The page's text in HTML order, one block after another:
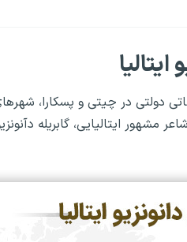
به‌عنوان یک دانشگاه تحقیقاتی دولتی در چیتی و
مشهور ایتالیایی، گابریله